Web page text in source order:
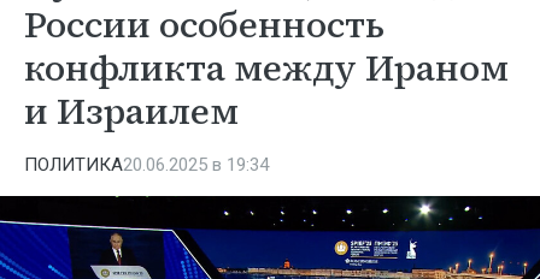
России особенность
конфликта между Ираном
и Израилем
ПОЛИТИКА20.06.2025 в 19:34